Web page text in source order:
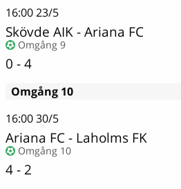
16:0023/5
Skövde AIK-Ariana FC
Omgång 9
0 - 4
Omgång 10
16:0030/5
Ariana FC- Laholms FK
Omgång 10
4 - 2